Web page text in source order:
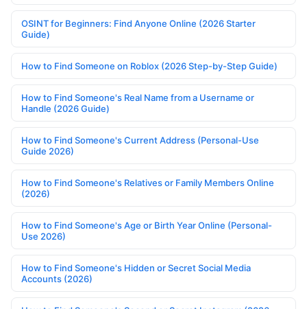
OSINT for Beginners: Find Anyone Online (2026 Starter
Guide)
How to Find Someone on Roblox (2026 Step-by-Step Guide)
How to Find Someone's Real Name from a Username or
Handle (2026 Guide)
How to Find Someone's Current Address (Personal-Use
Guide 2026)
How to Find Someone's Relatives or Family Members Online
(2026)
How to Find Someone's Age or Birth Year Online (Personal-
Use 2026)
How to Find Someone's Hidden or Secret Social Media
Accounts (2026)